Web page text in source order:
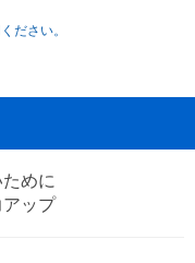
ださい。
めに
ップ